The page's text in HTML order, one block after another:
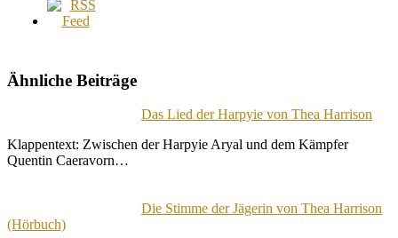
Ähnliche Beiträge
Das Lied der Harpyie von Thea Harrison
Klappentext: Zwischen der Harpyie Aryal und dem Kämpfer
Quentin Caeravorn…
Die Stimme der Jägerin von Thea Harrison
(Hörbuch)